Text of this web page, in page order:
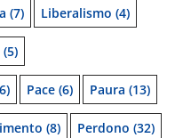
(7) Liberalismo (4)
(5)
Pace (6) Paura (13)
(8) Perdono (32)